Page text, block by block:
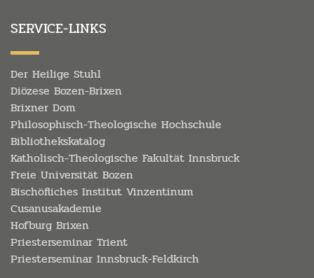
SERVICE-LINKS
Der Heilige Stuhl
Diözese Bozen-Brixen
Brixner Dom
Philosophisch-Theologische Hochschule
Bibliothekskatalog
Katholisch-Theologische Fakultät Innsbruck
Freie Universität Bozen
Bischöfliches Institut Vinzentinum
Cusanusakademie
Hofburg Brixen
Priesterseminar Trient
Priesterseminar Innsbruck-Feldkirch